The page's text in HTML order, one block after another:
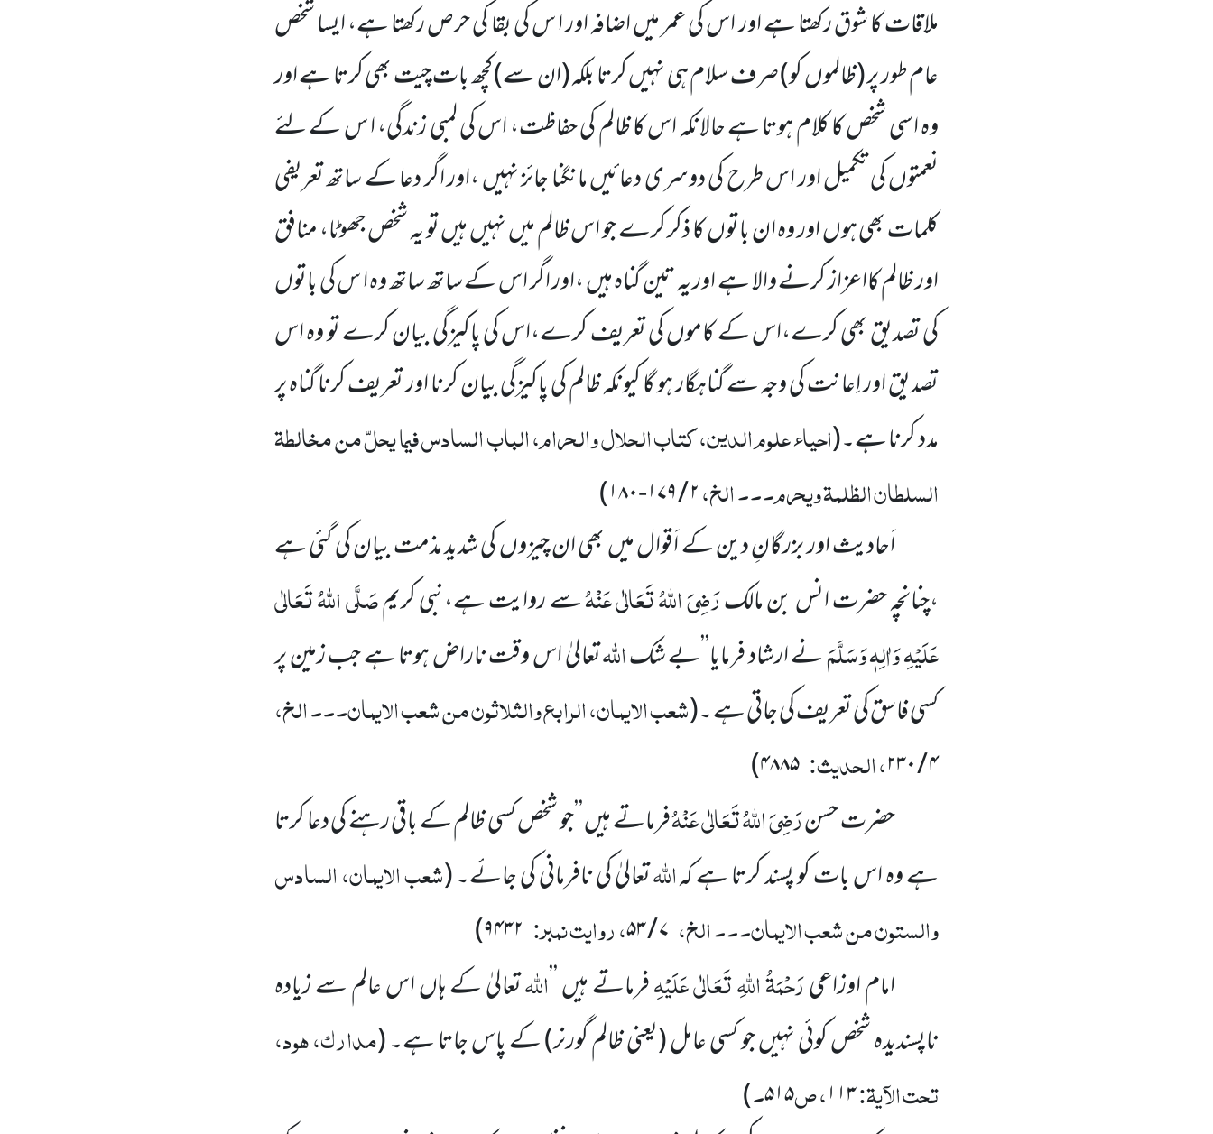
ملاقات کا شوق رکھتا ہے اور اس کی عمر میں اضافہ اور ا س کی بقا کی حرص رکھتا ہے، ایسا شخص
عام طور پر (ظالموں کو) صرف سلام ہی نہیں کرتا بلکہ (ان سے) کچھ بات چیت بھی کرتا ہے اور
وہ اسی شخص کا کلام ہوتا ہے حالانکہ اس کا ظالم کی حفاظت، اس کی لمبی زندگی، ا س کے لئے
نعمتوں کی تکمیل اور اس طرح کی دوسری دعائیں مانگنا جائز نہیں ،اور اگر دعا کے ساتھ تعریفی
کلمات بھی ہوں اور وہ ان باتوں کا ذکر کرے جو اس ظالم میں نہیں ہیں تو یہ شخص جھوٹا، منافق
اور ظالم کااعزاز کرنے والا ہے اور یہ تین گناہ ہیں ،اور اگر اس کے ساتھ ساتھ وہ ا س کی باتوں
کی تصدیق بھی کرے،اس کے کاموں کی تعریف کرے،اس کی پاکیزگی بیان کرے تو وہ اس
تصدیق اور اِعانت کی وجہ سے گناہگار ہو گا کیونکہ ظالم کی پاکیزگی بیان کرنا اور تعریف کرنا گناہ پر
مدد کرنا ہے۔(احیاء علوم الدین، کتاب الحلال والحرام، الباب السادس فیما یحلّ من مخالطۃ
السلطان الظلمۃ ویحرم۔۔۔ الخ،۲ / ۱۷۹-۱۸۰
)
اَحادیث اور بزرگانِ دین کے اَقوال میں بھی ان چیزوں کی شدید مذمت بیان کی گئی ہے
،چنانچہ حضرت انس بن مالکرَضِیَ اللہُ تَعَالٰی عَنْہُسے روایت ہے،نبی کریمصَلَّی اللہُ تَعَالٰی
عَلَیْہِ وَاٰلِہٖ وَسَلَّمَنے ارشاد فرمایا’’بے شکاللہتعالیٰ اس وقت ناراض ہوتا ہے جب زمین پر
کسی فاسق کی تعریف کی جاتی ہے ۔(شعب الایمان، الرابع والثلاثون من شعب الایمان۔۔۔ الخ،
۴ / ۲۳۰ ، الحدیث: ۴۸۸۵)
حضرت حسنرَضِیَ اللہُ تَعَالٰی عَنْہُفرماتے ہیں ’’جو شخص کسی ظالم کے باقی رہنے کی دعا کرتا
ہے وہ اس بات کو پسند کرتا ہے کہاللہتعالیٰ کی نافرمانی کی جائے۔(شعب الایمان، السادس
والستون من شعب الایمان۔۔۔ الخ، ۷ / ۵۳ ، روایت نمبر: ۹۴۳۲)
امام اوزاعیرَحْمَۃُ اللہِ تَعَالٰی عَلَیْہِفرماتے ہیں ’’اللہتعالیٰ کے ہاں اس عالم سے زیادہ
ناپسندیدہ شخص کوئی نہیں جو کسی عامل(یعنی ظالم گورنر)کے پاس جاتا ہے۔(مدارک، ہود،
تحت الآیۃ:۱۱۳، ص۵۱۵۔)